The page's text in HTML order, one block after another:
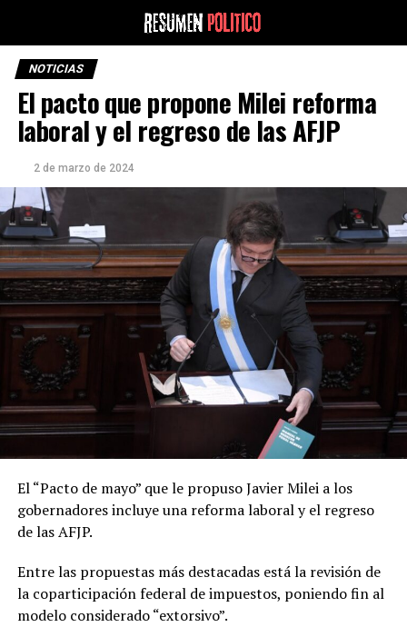
NOTICIAS
El pacto que propone Milei reforma
laboral y el regreso de las AFJP
2 de marzo de 2024
El “Pacto de mayo” que le propuso Javier Milei a los
gobernadores incluye una reforma laboral y el regreso
de las AFJP.
Entre las propuestas más destacadas está la revisión de
la coparticipación federal de impuestos, poniendo fin al
modelo considerado “extorsivo”.